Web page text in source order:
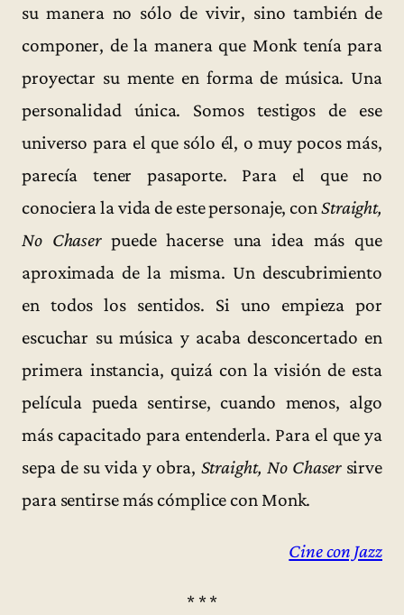
su manera no sólo de vivir, sino también de
componer, de la manera que Monk tenía para
proyectar su mente en forma de música. Una
personalidad única. Somos testigos de ese
universo para el que sólo él, o muy pocos más,
parecía tener pasaporte. Para el que no
conociera la vida de este personaje, conStraight,
No Chaserpuede hacerse una idea más que
aproximada de la misma. Un descubrimiento
en todos los sentidos. Si uno empieza por
escuchar su música y acaba desconcertado en
primera instancia, quizá con la visión de esta
película pueda sentirse, cuando menos, algo
más capacitado para entenderla. Para el que ya
sepa de su vida y obra, Straight, No Chasersirve
para sentirse más cómplice con Monk.
Cine con Jazz
* * *